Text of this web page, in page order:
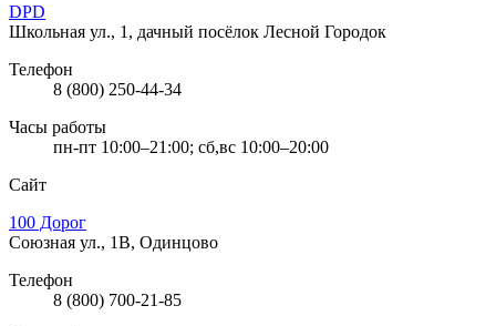
DPD
Школьная ул., 1, дачный посёлок Лесной Городок
Телефон
8 (800) 250-44-34
Часы работы
пн-пт 10:00–21:00; сб,вс 10:00–20:00
Сайт
100 Дорог
Союзная ул., 1В, Одинцово
Телефон
8 (800) 700-21-85